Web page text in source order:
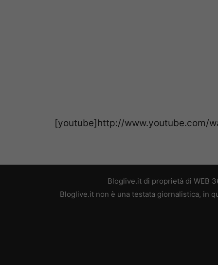
[youtube]http://www.youtube.com/
Bloglive.it di proprietà di WEB
Bloglive.it non è una testata giornalistica, in